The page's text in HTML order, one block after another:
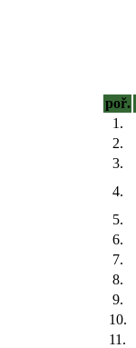
poř.
1.
2.
3.
4.
5.
6.
7.
8.
9.
10.
11.